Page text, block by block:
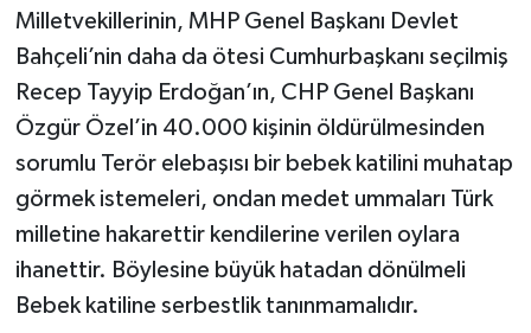
Milletvekillerinin, MHP Genel Başkanı Devlet
Bahçeli’nin daha da ötesi Cumhurbaşkanı seçilmiş
Recep Tayyip Erdoğan’ın, CHP Genel Başkanı
Özgür Özel’in 40.000 kişinin öldürülmesinden
sorumlu Terör elebaşısı bir bebek katilini muhatap
görmek istemeleri, ondan medet ummaları Türk
milletine hakarettir kendilerine verilen oylara
ihanettir. Böylesine büyük hatadan dönülmeli
Bebek katiline serbestlik tanınmamalıdır.